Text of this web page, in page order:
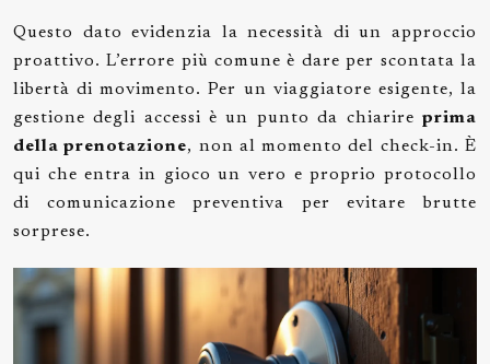
Questo dato evidenzia la necessità di un approccio
proattivo. L’errore più comune è dare per scontata la
libertà di movimento. Per un viaggiatore esigente, la
gestione degli accessi è un punto da chiarire prima
della prenotazione, non al momento del check-in. È
qui che entra in gioco un vero e proprio protocollo
di comunicazione preventiva per evitare brutte
sorprese.